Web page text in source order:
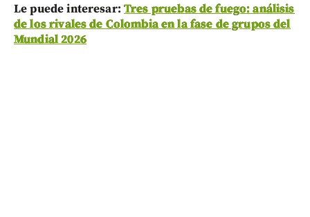
Le puede interesar: Tres pruebas de fuego: análisis
de los rivales de Colombia en la fase de grupos del
Mundial 2026